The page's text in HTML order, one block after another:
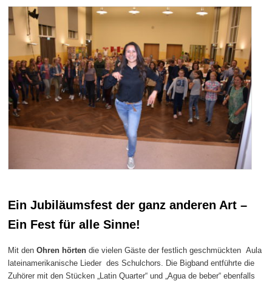
Ein Jubiläumsfest der ganz anderen Art –
Ein Fest für alle Sinne!
Mit denOhren hörten die vielen Gäste der festlich geschmückten Aula
lateinamerikanische Lieder des Schulchors. Die Bigband entführte die
Zuhörer mit den Stücken „Latin Quarter“ und „Agua de beber“ ebenfalls